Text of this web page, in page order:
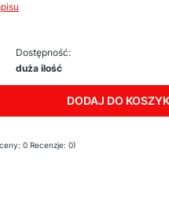
Dostępność:
duża ilość
DODAJ DO
0 Recenzje: 0)